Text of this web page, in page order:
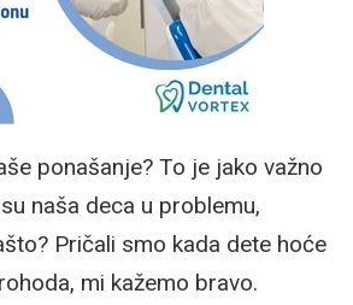
ponašanje? To je jako važno
naša deca u problemu,
Pričali smo kada dete hoće
mi kažemo bravo.